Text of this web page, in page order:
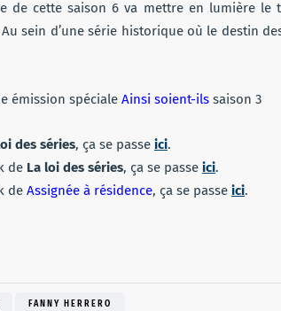
de cette saison 6 va mettre en lumière
sein d’une série historique où le destin
émission spéciale Ainsi soient-ils saison 3
des séries, ça se passe ici.
de La loi des séries, ça se passe ici.
de Assignée à résidence, ça se passe ici.
FANNY HERRERO